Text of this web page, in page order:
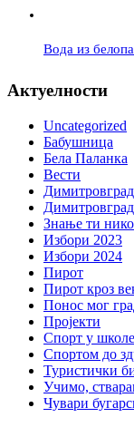
Вода из
Актуелности
Uncategorized
Бабушница
Бела Паланка
Вести
Димитровград
Знање ти
Избори 2023
Избори 2024
Пирот
Пирот кроз
Понос мог
Пројекти
Спорт у школе
Спортом до
Туристички
Учимо,
Чувари